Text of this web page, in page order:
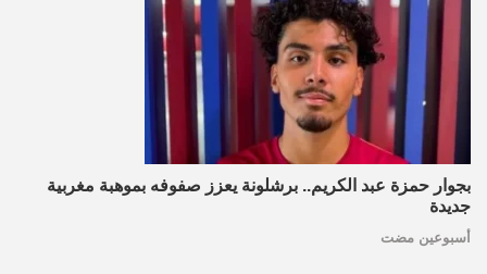
بجوار حمزة عبد الكريم.. برشلونة يعزز صفوفه بموهبة مغربية
جديدة
أسبوعين مضت